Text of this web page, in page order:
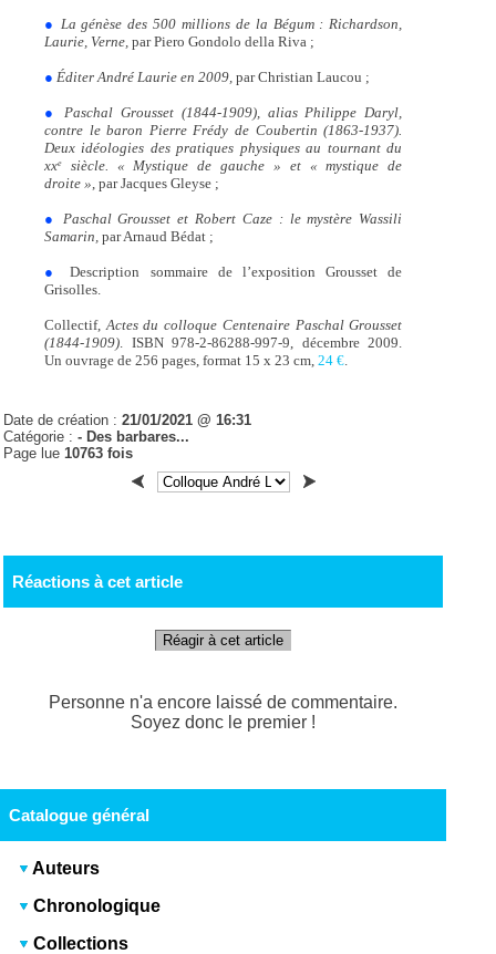
● La génèse des 500 millions de la Bégum : Richardson,
Laurie, Verne, par Piero Gondolo della Riva ;
● Éditer André Laurie en 2009, par Christian Laucou ;
●
Paschal Grousset (1844-1909), alias Philippe Daryl,
contre le ­baron Pierre Frédy de Coubertin (1863-1937).
Deux idéologies des pra­tiques physiques au tournant du
xxesiècle. « Mystique de ­gauche » et « mystique de
droite » , par Jacques Gleyse ;
●
Paschal Grousset et Robert Caze : le mystère Wassili
Samarin, par Arnaud Bédat ;
●
Description sommaire de l’exposition Grousset de
Grisolles.
Collectif, Actes du colloque Centenaire Paschal Grousset
(1844-1909). ISBN 978-2-86288-997-9, décembre 2009.
Un ouvrage de 256 pages, format 15 x 23 cm, 24 €.
Date de création :21/01/2021 @ 16:31
Catégorie :- Des barbares...
Page lue 10763 fois
Réactions à cet article
Réagir à cet article
Personne n'a encore laissé de commentaire.
Soyez donc le premier !
Catalogue général
Auteurs
Chronologique
Collections